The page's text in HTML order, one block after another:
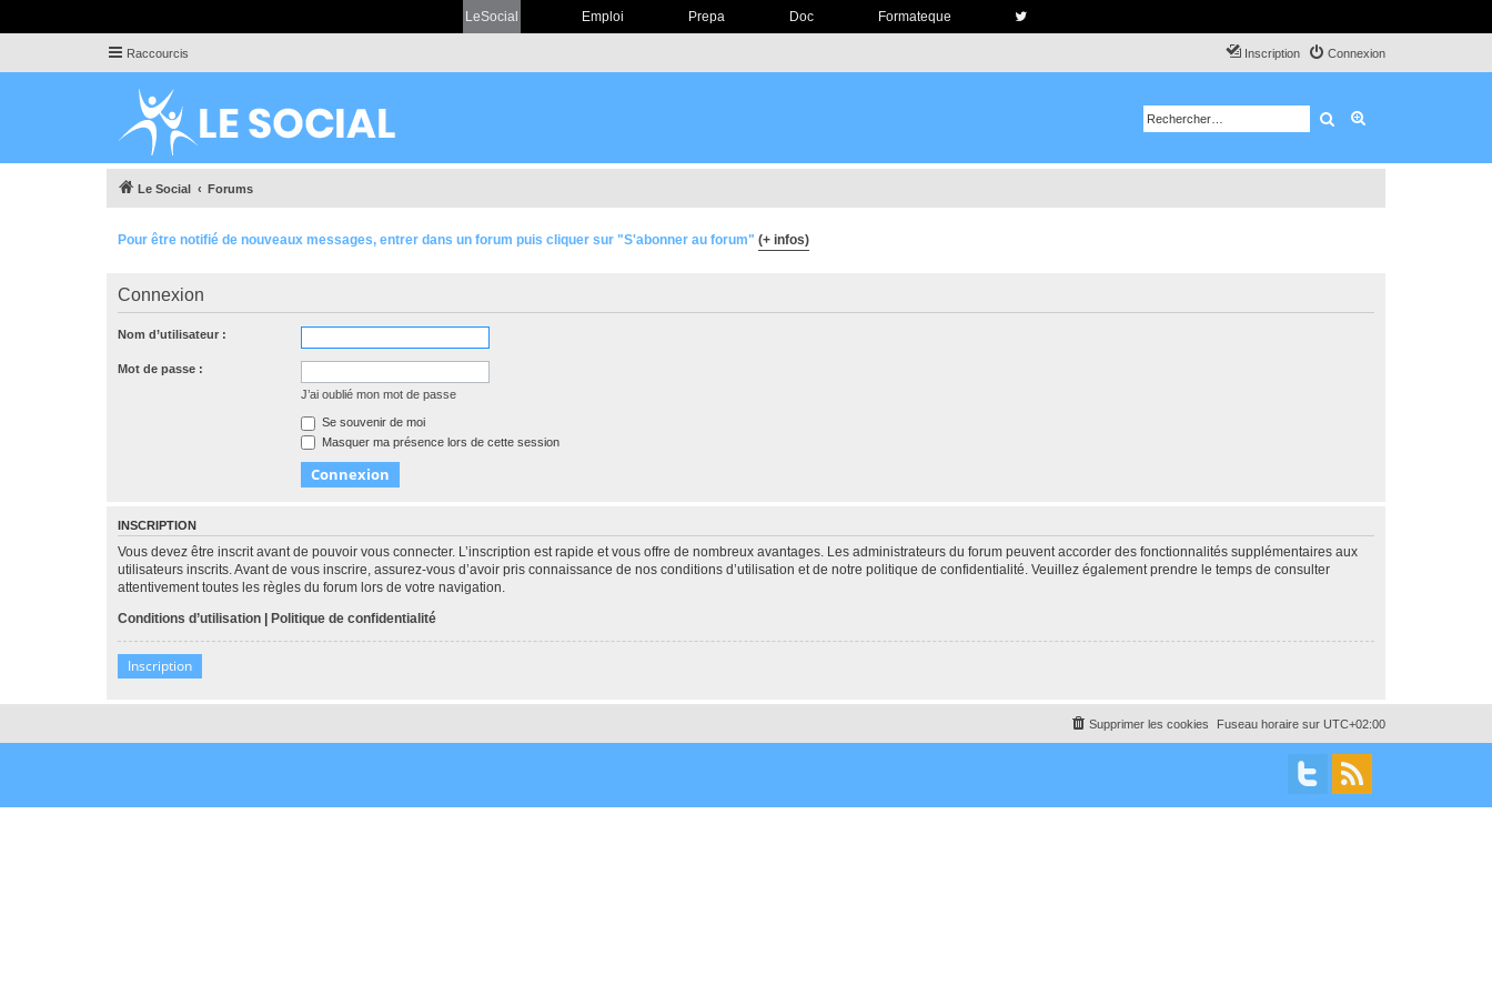
LeSocial Emploi Prepa Doc Formateque
Raccourcis Connexion
Inscription
Rechercher
Le Social Forums
Pour être notifié de nouveaux messages, entrer dans un forum puis cliquer sur "S'abonner au forum" (+ infos)
Connexion
Nom d’utilisateur :
Mot de passe :
J’ai oublié mon mot de passe
Se souvenir de moi
Masquer ma présence lors de cette session
INSCRIPTION
Vous devez être inscrit avant de pouvoir vous connecter. L’inscription est rapide et vous offre de nombreux avantages. Les administrateurs du forum peuvent accorder des fonctionnalités supplémentaires aux
utilisateurs inscrits. Avant de vous inscrire, assurez-vous d’avoir pris connaissance de nos conditions d’utilisation et de notre politique de confidentialité. Veuillez également prendre le temps de consulter
attentivement toutes les règles du forum lors de votre navigation.
Conditions d’utilisation | Politique de confidentialité
Inscription
Fuseau horaire sur UTC+02:00
Supprimer les cookies